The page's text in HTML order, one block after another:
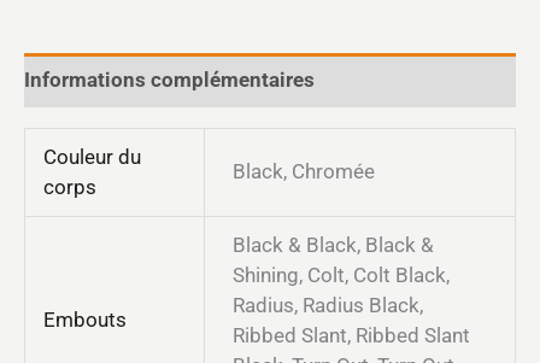
Informations complémentaires
Couleur du
corps
Black, Chromée
Embouts
Black & Black, Black &
Shining, Colt, Colt Black,
Radius, Radius Black,
Ribbed Slant, Ribbed Slant